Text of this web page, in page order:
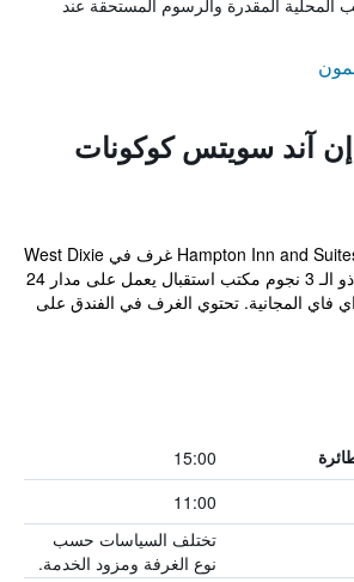
المحلية المقدرة والرسوم المستحقة عند
آند سويتس كوكونات
يوفر Hampton Inn and Suites Coconut Creek غرف في West Dixie
Bend. يوفر هذا الفندق ذو الـ 3 نجوم مكتب استقبال يعمل على مدار 24
فاي المجانية. تحتوي الغرف في الفندق على
15:00
11:00
تختلف السياسات حسب
نوع الغرفة ومزود الخدمة.